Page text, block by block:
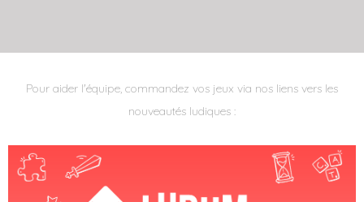
Pour aider l'équipe, commandez vos jeux via nos liens vers les
nouveautés ludiques :